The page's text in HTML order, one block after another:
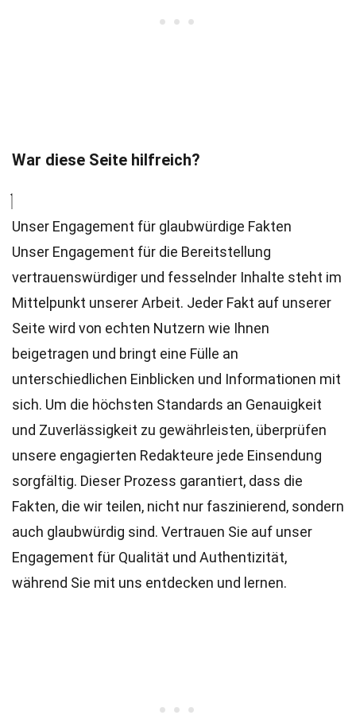
War diese Seite hilfreich?
Unser Engagement für glaubwürdige Fakten
Unser Engagement für die Bereitstellung
vertrauenswürdiger und fesselnder Inhalte steht im
Mittelpunkt unserer Arbeit. Jeder Fakt auf unserer
Seite wird von echten Nutzern wie Ihnen
beigetragen und bringt eine Fülle an
unterschiedlichen Einblicken und Informationen mit
sich. Um die höchsten Standards an Genauigkeit
und Zuverlässigkeit zu gewährleisten, überprüfen
unsere engagierten Redakteure jede Einsendung
sorgfältig. Dieser Prozess garantiert, dass die
Fakten, die wir teilen, nicht nur faszinierend, sondern
auch glaubwürdig sind. Vertrauen Sie auf unser
Engagement für Qualität und Authentizität,
während Sie mit uns entdecken und lernen.